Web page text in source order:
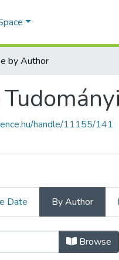
by Author
handle/11155/141
Date By Author
TudományiBrowse